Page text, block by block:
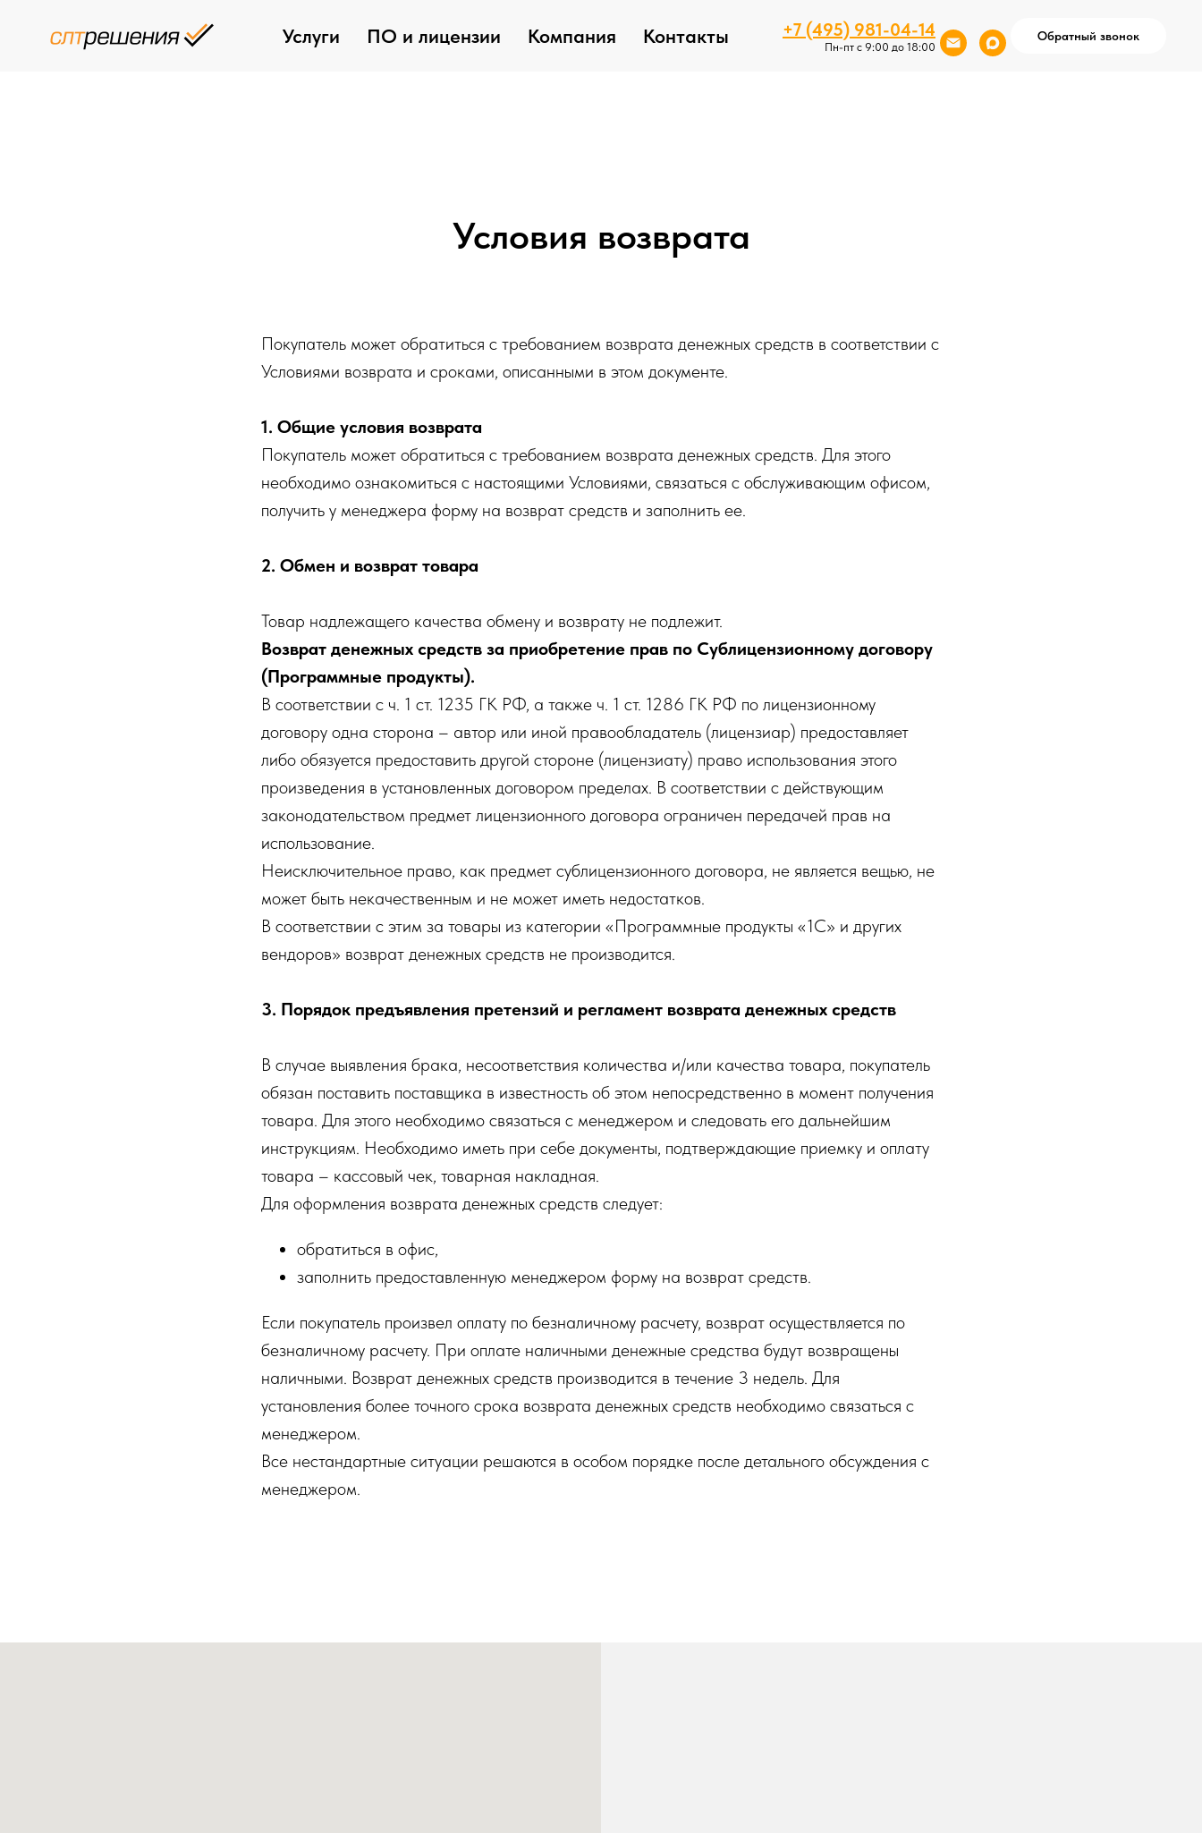
Услуги ПО и лицензии Компания Контакты +7 (495) 981-04-14
Пн-пт с 9:00 до 18:00
Обратный звонок
Условия возврата
Покупатель может обратиться с требованием возврата денежных средств в соответствии с
Условиями возврата и сроками, описанными в этом документе.
1. Общие условия возврата
Покупатель может обратиться с требованием возврата денежных средств. Для этого
необходимо ознакомиться с настоящими Условиями, связаться с обслуживающим офисом,
получить у менеджера форму на возврат средств и заполнить ее.
2. Обмен и возврат товара
Товар надлежащего качества обмену и возврату не подлежит.
Возврат денежных средств за приобретение прав по Сублицензионному договору
(Программные продукты).
В соответствии с ч. 1 ст. 1235 ГК РФ, а также ч. 1 ст. 1286 ГК РФ по лицензионному
договору одна сторона – автор или иной правообладатель (лицензиар) предоставляет
либо обязуется предоставить другой стороне (лицензиату) право использования этого
произведения в установленных договором пределах. В соответствии с действующим
законодательством предмет лицензионного договора ограничен передачей прав на
использование.
Неисключительное право, как предмет сублицензионного договора, не является вещью, не
может быть некачественным и не может иметь недостатков.
В соответствии с этим за товары из категории «Программные продукты «1С» и других
вендоров» возврат денежных средств не производится.
3. Порядок предъявления претензий и регламент возврата денежных средств
В случае выявления брака, несоответствия количества и/или качества товара, покупатель
обязан поставить поставщика в известность об этом непосредственно в момент получения
товара. Для этого необходимо связаться с менеджером и следовать его дальнейшим
инструкциям. Необходимо иметь при себе документы, подтверждающие приемку и оплату
товара – кассовый чек, товарная накладная.
Для оформления возврата денежных средств следует:
обратиться в офис,
заполнить предоставленную менеджером форму на возврат средств.
Если покупатель произвел оплату по безналичному расчету, возврат осуществляется по
безналичному расчету. При оплате наличными денежные средства будут возвращены
наличными. Возврат денежных средств производится в течение 3 недель. Для
установления более точного срока возврата денежных средств необходимо связаться с
менеджером.
Все нестандартные ситуации решаются в особом порядке после детального обсуждения с
менеджером.